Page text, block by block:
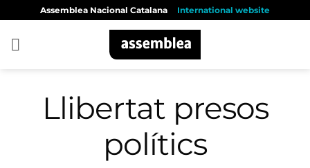
content
Assemblea Nacional Catalana International website
Llibertat presos
polítics